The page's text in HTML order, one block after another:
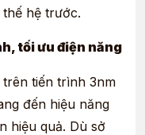
hệ trước.
tối ưu điện năng
trên tiến trình 3nm
đến hiệu năng
hiệu quả. Dù sở